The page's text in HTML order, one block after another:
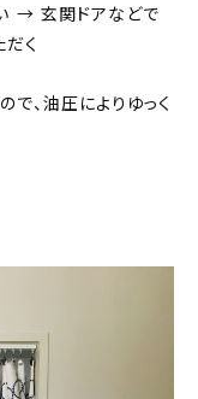
→ 玄関ドアなどで
く
、油圧によりゆっく